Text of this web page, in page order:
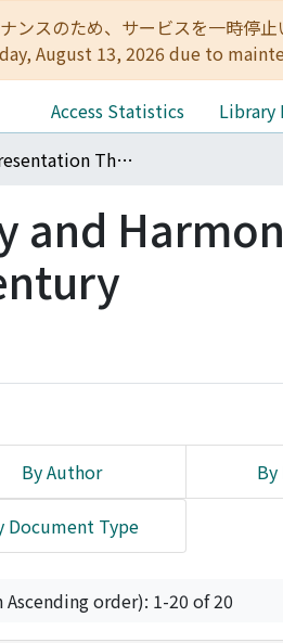
ンスのため、サービスを一時
August 13, 2026 due to
Access Statistics
Library
1245 Representation Theory and Harmonic Analysis toward the New Century
and
By Author By
Document Type
order): 1-20 of 20